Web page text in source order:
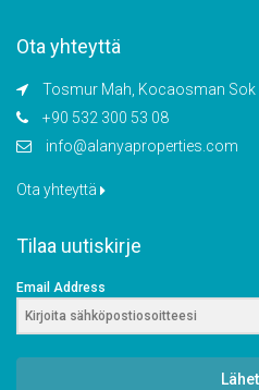
Ota yhteyttä
Tosmur Mah, Kocaosman Sok
+90 532 300 53 08
info@alanyaproperties.com
Ota yhteyttä
Tilaa uutiskirje
Email Address